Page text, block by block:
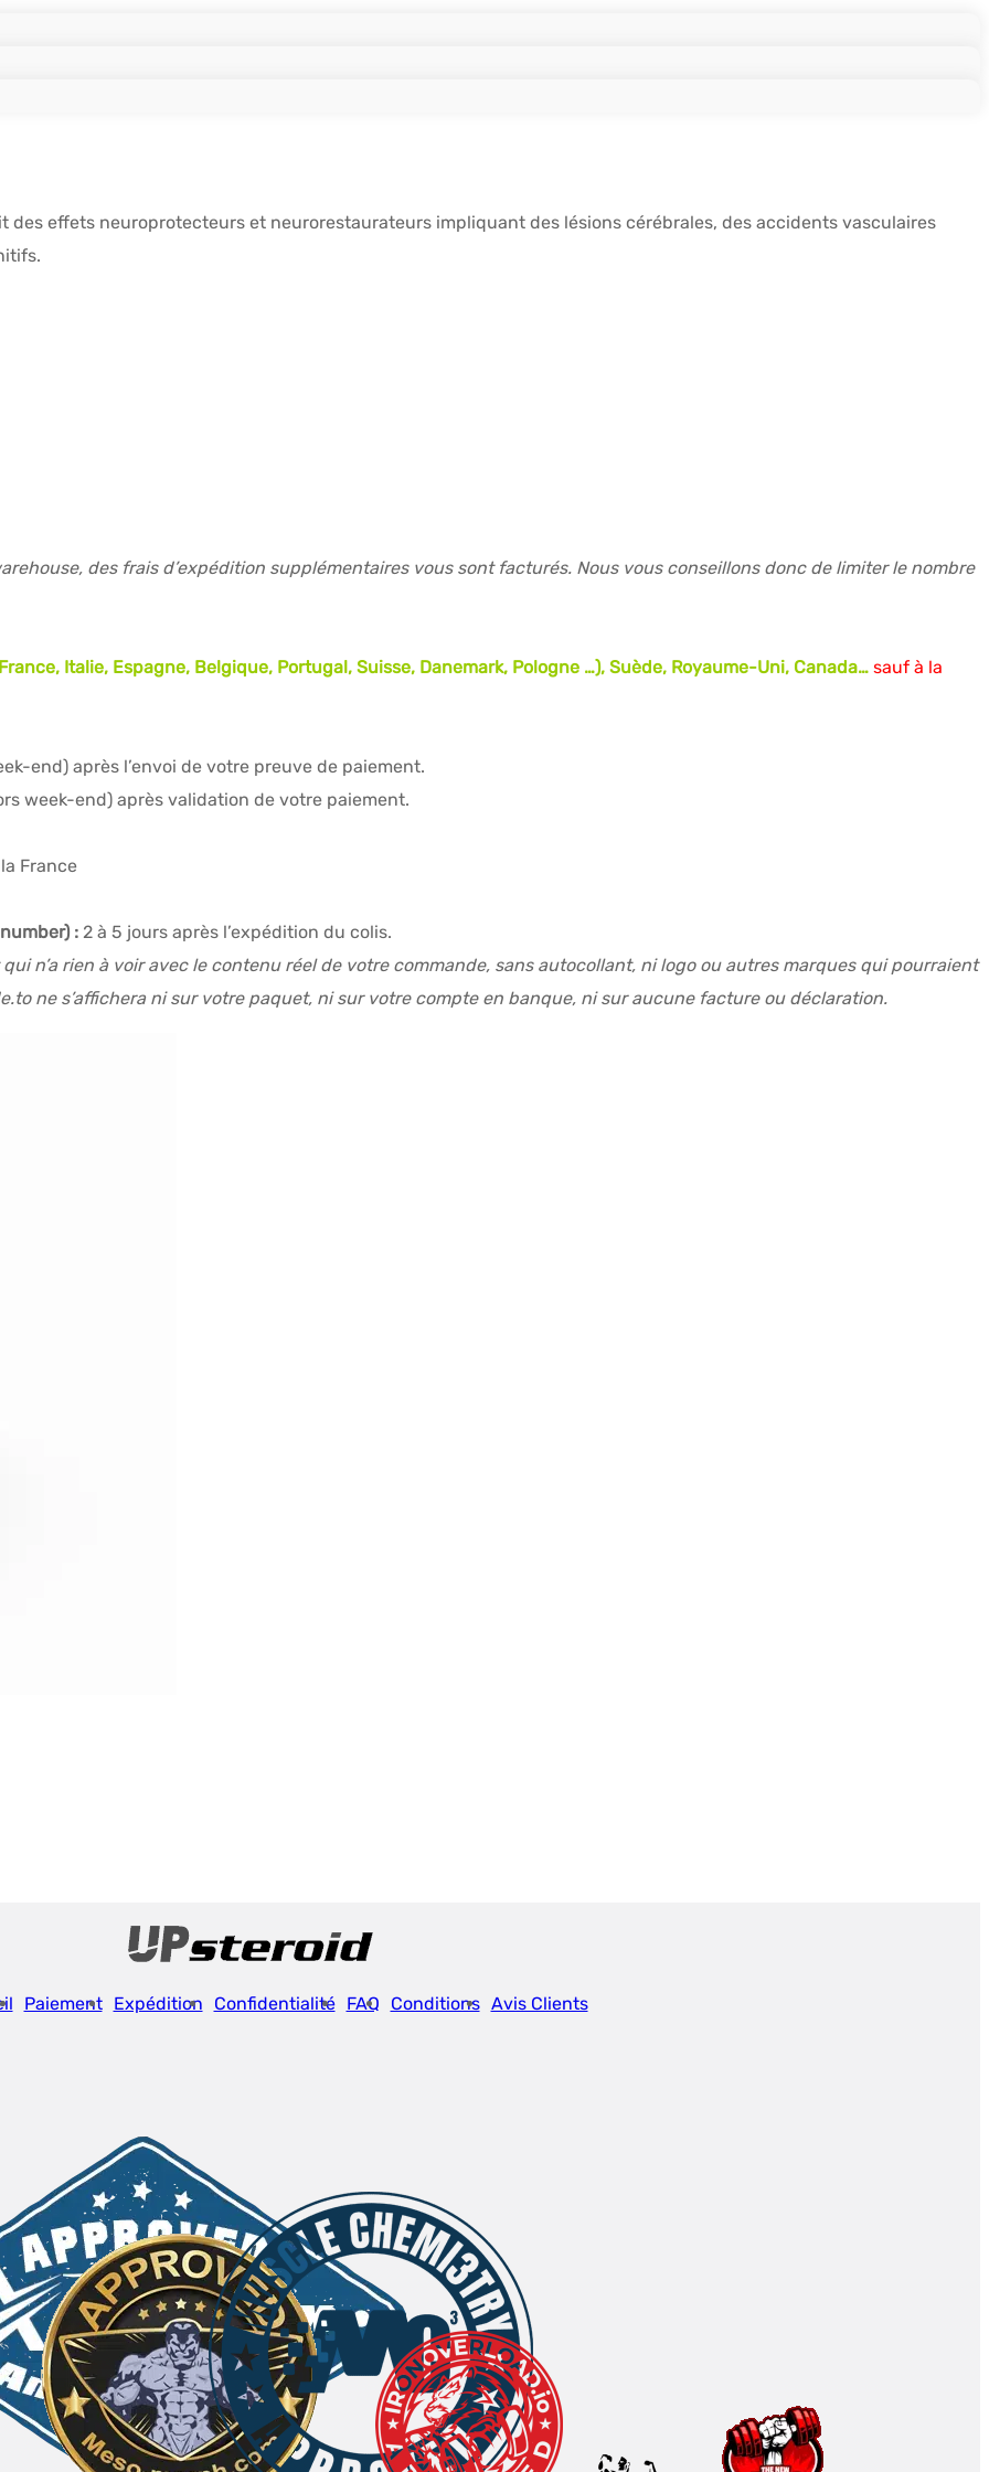
des effets neuroprotecteurs et neurorestaurateurs impliquant des lésions cérébrales, des accidents vasculaires
des frais d’expédition supplémentaires vous sont facturés. Nous vous conseillons donc de limiter le nombre
Italie, Espagne, Belgique, Portugal, Suisse, Danemark, Pologne …), Suède, Royaume-Uni, Canada… sauf à la
end) après l’envoi de votre preuve de paiement.
week-end) après validation de votre paiement.
France
: 2 à 5 jours après l’expédition du colis.
n’a rien à voir avec le contenu réel de votre commande, sans autocollant, ni logo ou autres marques qui pourraient
ne s’affichera ni sur votre paquet, ni sur votre compte en banque, ni sur aucune facture ou déclaration.
Paiement Expédition Confidentialité FAQ Conditions Avis Clients